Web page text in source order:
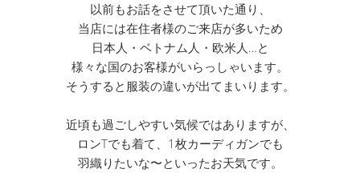
以前もお話をさせて頂いた通り、
当店には在住者様のご来店が多いため
日本人・ベトナム人・欧米人…と
様々な国のお客様がいらっしゃいます。
そうすると服装の違いが出てまいります。
近頃も過ごしやすい気候ではありますが、
ロンTでも着て、1枚カーディガンでも
羽織りたいな〜といったお天気です。